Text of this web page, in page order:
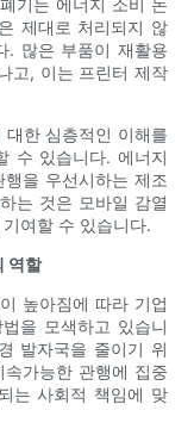
기는 에너지 소비 논
제대로 처리되지 않
. 많은 부품이 재활용
고, 이는 프린터 제작
한 심층적인 이해를
수 있습니다. 에너지
을 우선시하는 제조
는 것은 모바일 감열
여할 수 있습니다.
역할
높아짐에 따라 기업
을 모색하고 있습니
발자국을 줄이기 위
가능한 관행에 집중
는 사회적 책임에 맞